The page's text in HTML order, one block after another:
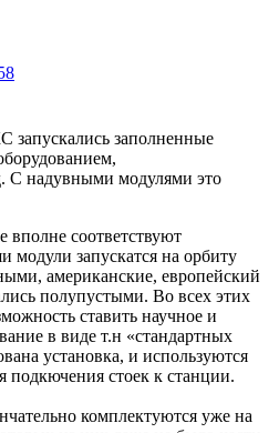
заполненные
С надувными модулями это
вполне соответствуют
модули запускатся на орбиту
американские, европейский
полупустыми. Во всех этих
ставить научное и
в виде т.н «стандартных
установка, и используются
подкючения стоек к станции.
комплектуются уже на